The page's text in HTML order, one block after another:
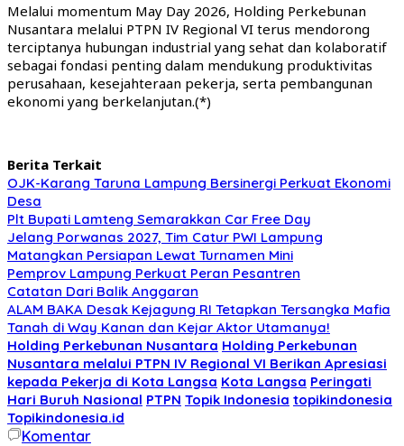
Melalui momentum May Day 2026, Holding Perkebunan
Nusantara melalui PTPN IV Regional VI terus mendorong
terciptanya hubungan industrial yang sehat dan kolaboratif
sebagai fondasi penting dalam mendukung produktivitas
perusahaan, kesejahteraan pekerja, serta pembangunan
ekonomi yang berkelanjutan.(*)
Berita Terkait
OJK-Karang Taruna Lampung Bersinergi Perkuat Ekonomi
Desa
Plt Bupati Lamteng Semarakkan Car Free Day
Jelang Porwanas 2027, Tim Catur PWI Lampung
Matangkan Persiapan Lewat Turnamen Mini
Pemprov Lampung Perkuat Peran Pesantren
Catatan Dari Balik Anggaran
ALAM BAKA Desak Kejagung RI Tetapkan Tersangka Mafia
Tanah di Way Kanan dan Kejar Aktor Utamanya!
Holding Perkebunan Nusantara Holding Perkebunan
Nusantara melalui PTPN IV Regional VI Berikan Apresiasi
kepada Pekerja di Kota Langsa Kota Langsa Peringati
Hari Buruh Nasional PTPN Topik Indonesia topikindonesia
Topikindonesia.id
Komentar